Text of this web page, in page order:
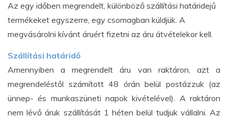
Az egy időben megrendelt, különböző szállítási határidejű
termékeket egyszerre, egy csomagban küldjük. A
megvásárolni kívánt áruért fizetni az áru átvételekor kell.
Szállítási határidő
Amennyiben a megrendelt áru van raktáron, azt a
megrendeléstől számított 48 órán belül postázzuk (az
ünnep- és munkaszüneti napok kivételével). A raktáron
nem lévő áruk szállítását 1 héten belül tudjuk vállalni. Az